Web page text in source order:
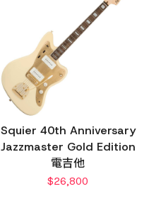
Squier 40th Anniversary
Jazzmaster Gold Edition
電吉他
$26,800